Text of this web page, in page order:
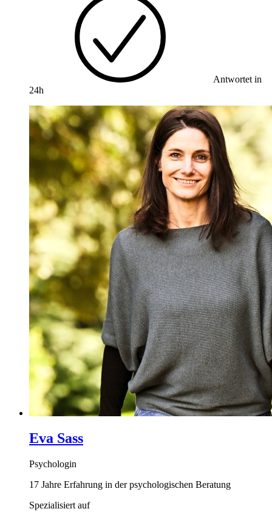
Antwortet in
24h
Eva Sass
Psychologin
17 Jahre Erfahrung in der psychologischen Beratung
Spezialisiert auf